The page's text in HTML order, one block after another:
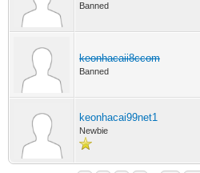
Banned
keonhacaii8ccom
Banned
keonhacai99net1
Newbie